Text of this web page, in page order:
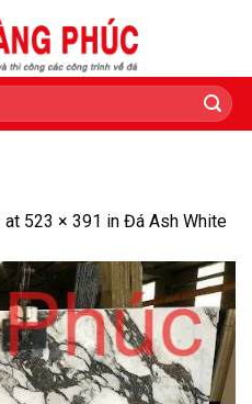
at 523 × 391 in Đá Ash White